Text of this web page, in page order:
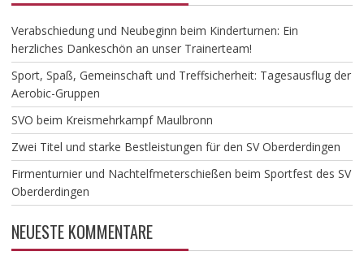
Verabschiedung und Neubeginn beim Kinderturnen: Ein
herzliches Dankeschön an unser Trainerteam!
​Sport, Spaß, Gemeinschaft und Treffsicherheit: Tagesausflug der
Aerobic-Gruppen
SVO beim Kreismehrkampf Maulbronn
Zwei Titel und starke Bestleistungen für den SV Oberderdingen
Firmenturnier und Nachtelfmeterschießen beim Sportfest des SV
Oberderdingen
NEUESTE KOMMENTARE